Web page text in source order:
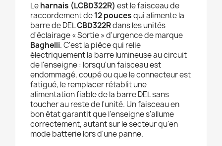
Leharnais (LCBD322R) est le faisceau de
raccordement de12 poucesqui alimente la
barre de DELCBD322Rdans les unités
d'éclairage « Sortie » d'urgence de marque
Baghelli. C'est la pièce qui relie
électriquement la barre lumineuse au circuit
de l'enseigne : lorsqu'un faisceau est
endommagé, coupé ou que le connecteur est
fatigué, le remplacer rétablit une
alimentation fiable de la barre DEL sans
toucher au reste de l'unité. Un faisceau en
bon état garantit que l'enseigne s'allume
correctement, autant sur le secteur qu'en
mode batterie lors d'une panne.